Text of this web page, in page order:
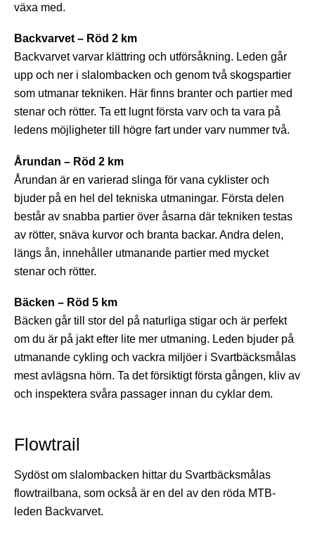
växa med.
Backvarvet – Röd 2 km
Backvarvet varvar klättring och utförsåkning. Leden går
upp och ner i slalombacken och genom två skogspartier
som utmanar tekniken. Här finns branter och partier med
stenar och rötter. Ta ett lugnt första varv och ta vara på
ledens möjligheter till högre fart under varv nummer två.
Årundan – Röd 2 km
Årundan är en varierad slinga för vana cyklister och
bjuder på en hel del tekniska utmaningar. Första delen
består av snabba partier över åsarna där tekniken testas
av rötter, snäva kurvor och branta backar. Andra delen,
längs ån, innehåller utmanande partier med mycket
stenar och rötter.
Bäcken – Röd 5 km
Bäcken går till stor del på naturliga stigar och är perfekt
om du är på jakt efter lite mer utmaning. Leden bjuder på
utmanande cykling och vackra miljöer i Svartbäcksmålas
mest avlägsna hörn. Ta det försiktigt första gången, kliv av
och inspektera svåra passager innan du cyklar dem.
Flowtrail
Sydöst om slalombacken hittar du Svartbäcksmålas
flowtrailbana, som också är en del av den röda MTB-
leden Backvarvet.